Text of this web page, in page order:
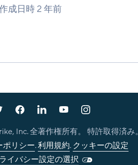
成日時2 年前
Inc. 全著作権所有。 特許取得済み
ポリシー.利用規約. クッキーの設定
イバシー設定の選択